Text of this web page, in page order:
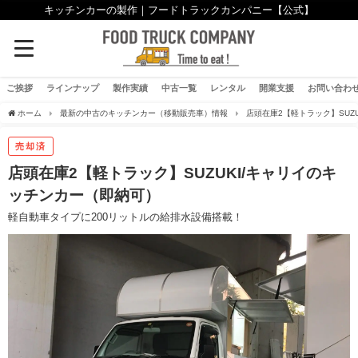
キッチンカーの製作｜フードトラックカンパニー【公式】
ご挨拶 ラインナップ 製作実績 中古一覧 レンタル 開業支援 お問い合わ
ホーム 最新の中古のキッチンカー（移動販売車）情報 店頭在庫2【軽トラック】
売却済
店頭在庫2【軽トラック】SUZUKI/キャリイのキ
ッチンカー（即納可）
軽自動車タイプに200リットルの給排水設備搭載！